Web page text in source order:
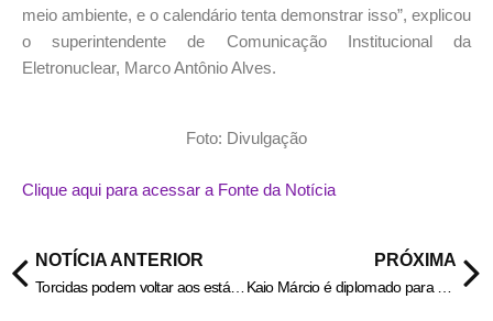
meio ambiente, e o calendário tenta demonstrar isso”, explicou
o superintendente de Comunicação Institucional da
Eletronuclear, Marco Antônio Alves.
Foto: Divulgação
Clique aqui para acessar a Fonte da Notícia
NOTÍCIA ANTERIOR PRÓXIMA